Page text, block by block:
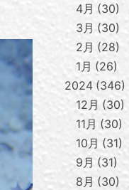
4月
30
3月
30
2月
28
1月
26
2024 346
12月
30
11月
30
10月
31
9月
31
8月 30